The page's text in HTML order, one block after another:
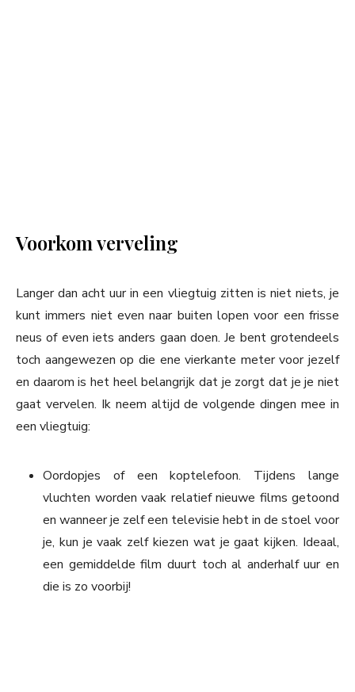
Voorkom verveling
Langer dan acht uur in een vliegtuig zitten is niet niets, je
kunt immers niet even naar buiten lopen voor een frisse
neus of even iets anders gaan doen. Je bent grotendeels
toch aangewezen op die ene vierkante meter voor jezelf
en daarom is het heel belangrijk dat je zorgt dat je je niet
gaat vervelen. Ik neem altijd de volgende dingen mee in
een vliegtuig:
Oordopjes of een koptelefoon. Tijdens lange
vluchten worden vaak relatief nieuwe films getoond
en wanneer je zelf een televisie hebt in de stoel voor
je, kun je vaak zelf kiezen wat je gaat kijken. Ideaal,
een gemiddelde film duurt toch al anderhalf uur en
die is zo voorbij!